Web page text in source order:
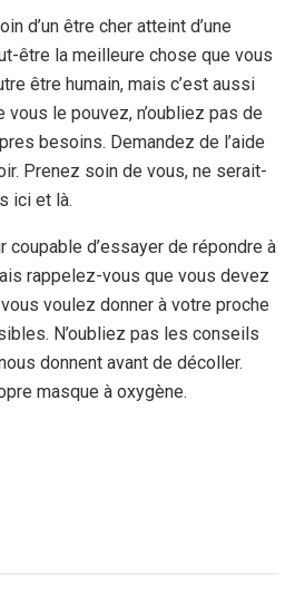
d’un être cher atteint d’une
être la meilleure chose que vous
être humain, mais c’est aussi
vous le pouvez, n’oubliez pas de
besoins. Demandez de l’aide
Prenez soin de vous, ne serait-
ici et là.
d’essayer de répondre à
rappelez-vous que vous devez
voulez donner à votre proche
N’oubliez pas les conseils
donnent avant de décoller.
masque à oxygène.